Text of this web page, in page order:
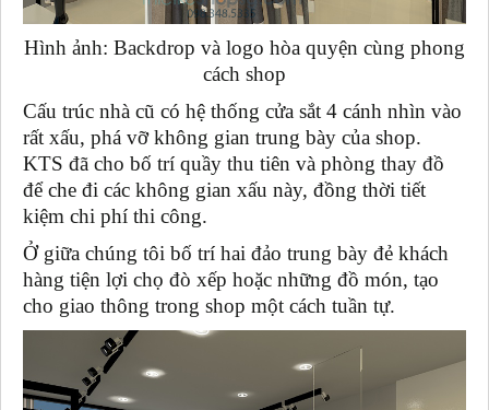
Hình ảnh: Backdrop và logo hòa quyện cùng phong
cách shop
Cấu trúc nhà cũ có hệ thống cửa sắt 4 cánh nhìn vào
rất xấu, phá vỡ không gian trung bày của shop.
KTS đã cho bố trí quầy thu tiên và phòng thay đồ
để che đi các không gian xấu này, đồng thời tiết
kiệm chi phí thi công.
Ở giữa chúng tôi bố trí hai đảo trung bày đẻ khách
hàng tiện lợi chọ đò xếp hoặc những đồ món, tạo
cho giao thông trong shop một cách tuần tự.